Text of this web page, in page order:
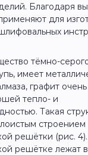
Благодаря
для
тёмно-
имеет
графит
тепло- и
Такая
строением
решётки (рис.
решётке лежат